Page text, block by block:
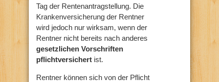
Tag der Rentenantragstellung. Die
Krankenversicherung der Rentner
wird jedoch nur wirksam, wenn der
Rentner nicht bereits nach anderes
gesetzlichen Vorschriften
pflichtversichert ist.
Rentner können sich von der Pflicht